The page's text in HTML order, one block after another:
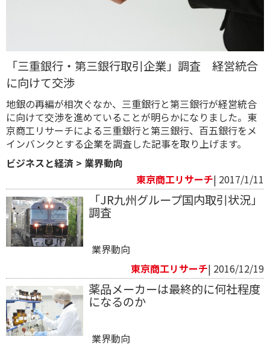
「三重銀行・第三銀行取引企業」調査 経営統合
に向けて交渉
地銀の再編が相次ぐなか、三重銀行と第三銀行が経営統合
に向けて交渉を進めていることが明らかになりました。東
京商工リサーチによる三重銀行と第三銀行、百五銀行をメ
インバンクとする企業を調査した記事を取り上げます。
ビジネスと経済 > 業界動向
東京商工リサーチ| 2017/1/11
「JR九州グループ国内取引状況」
調査
業界動向
東京商工リサーチ| 2016/12/19
薬品メーカーは最終的に何社程度
になるのか
業界動向